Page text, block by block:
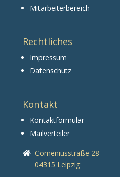
Mitarbeiterbereich
Rechtliches
Impressum
Datenschutz
Kontakt
Kontaktformular
Mailverteiler
Comeniusstraße 28
04315 Leipzig